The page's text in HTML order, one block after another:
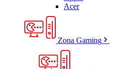
Acer
Zona Gaming